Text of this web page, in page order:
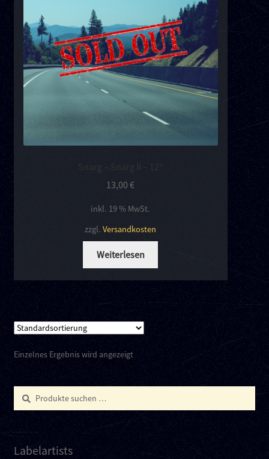
Links
Snarg – Snarg II – 12″
13,00€
inkl. 19 % MwSt.
zzgl.Versandkosten
Weiterlesen
Einzelnes Ergebnis wird angezeigt
Suchen
nach:
Suchen
Labelartists